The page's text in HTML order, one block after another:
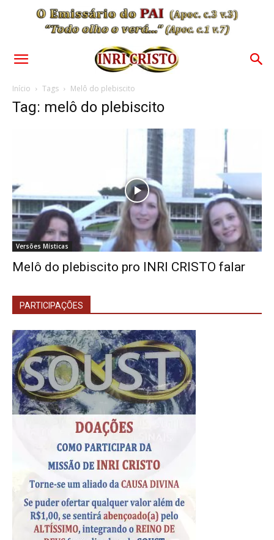
Início Tags Melô do plebiscito
Tag: melô do plebiscito
Versões Místicas
Melô do plebiscito pro INRI CRISTO falar
PARTICIPAÇÕES